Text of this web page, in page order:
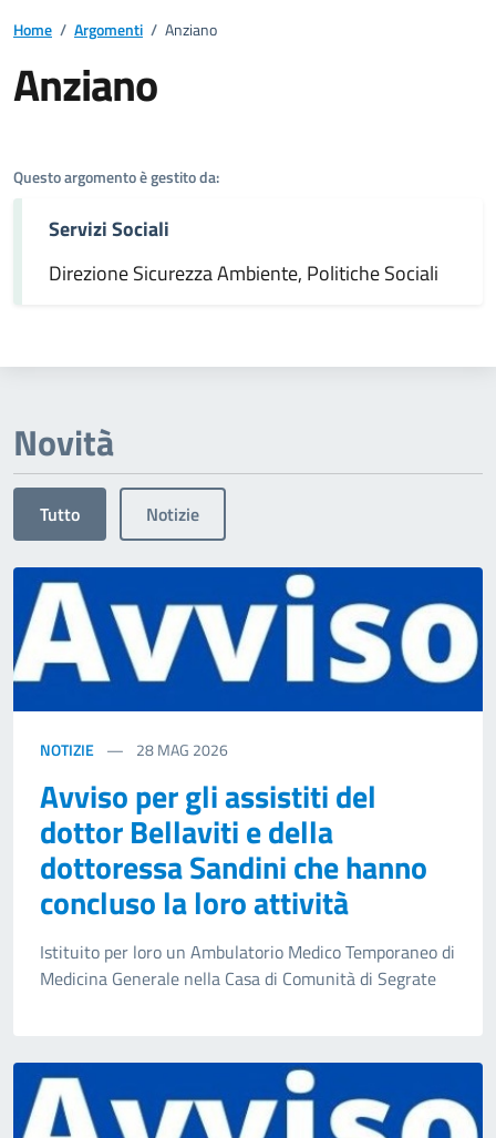
Home / Argomenti / Anziano
Anziano
Questo argomento è gestito da:
Servizi Sociali
Direzione Sicurezza Ambiente, Politiche Sociali
Novità
Tutto Notizie
NOTIZIE 28MAG 2026
Avviso per gli assistiti del
dottor Bellaviti e della
dottoressa Sandini che hanno
concluso la loro attività
Istituito per loro un Ambulatorio Medico Temporaneo di
Medicina Generale nella Casa di Comunità di Segrate